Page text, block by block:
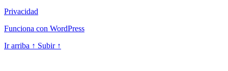
Privacidad
Funciona con WordPress
Ir arriba ↑ Subir ↑